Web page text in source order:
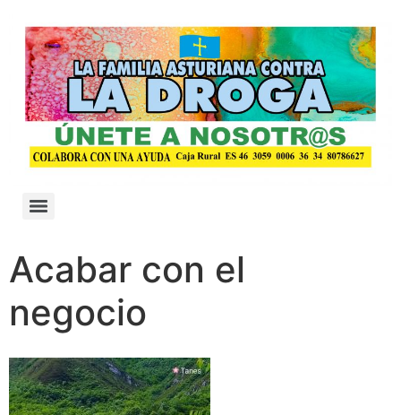
Acabar con el
negocio